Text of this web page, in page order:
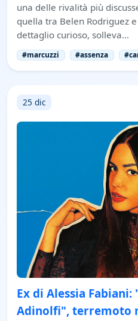
una delle rivalità più
quella tra Belen Rodriguez
dettaglio curioso, solleva…
#marcuzzi #assenza
25 dic
Ex di Alessia
Adinolfi", terremoto